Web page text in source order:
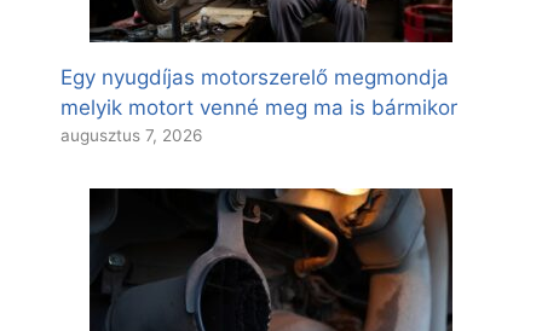
Egy nyugdíjas motorszerelő megmondja
melyik motort venné meg ma is bármikor
augusztus 7, 2026